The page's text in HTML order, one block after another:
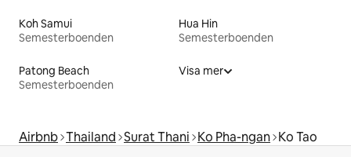
Koh Samui
Semesterboenden
Hua Hin
Semesterboenden
Patong Beach
Semesterboenden
Visa mer
Airbnb Thailand Surat Thani Ko Pha-ngan Ko Tao